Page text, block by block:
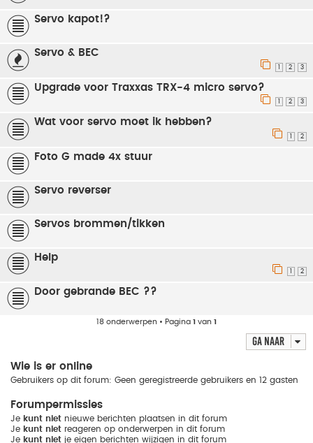
Servo kapot!?
Servo & BEC
1 2 3
Upgrade voor Traxxas TRX-4 micro servo?
2 3
Wat voor servo moet ik hebben?
2
Foto G made 4x stuur
Servo reverser
Servos brommen/tikken
Help
2
Door gebrande BEC ??
18 onderwerpen • Pagina 1 van 1
Ga naar
Wie is er online
Gebruikers op dit forum: Geen geregistreerde gebruikers en 12 gasten
Forumpermissies
Je kunt niet nieuwe berichten plaatsen in dit forum
Je kunt niet reageren op onderwerpen in dit forum
Je kunt niet je eigen berichten wijzigen in dit forum